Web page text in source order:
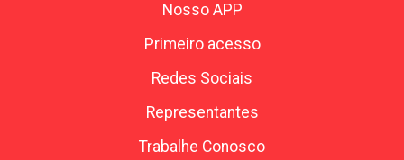
Nosso APP
Primeiro acesso
Redes Sociais
Representantes
Trabalhe Conosco